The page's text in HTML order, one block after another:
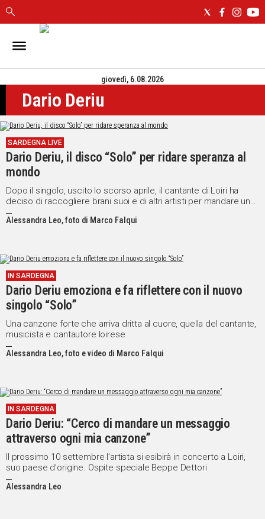
IN
CAGLIARI
SASSARI
NUORO
ORISTANO
SULCIS
GALLURA
OGLIASTRA
MEDIO
CAMPIDANO
POLITICA
IN
ITALIA
NEL
MONDO
SPORT
EVENTI
VIDEO
Vai
giovedì, 6.08.2026
Dario Deriu
SARDEGNA LIVE
Dario Deriu, il disco “Solo” per ridare speranza al
mondo
Dopo il singolo, uscito lo scorso aprile, il cantante di Loiri ha
deciso di raccogliere brani suoi e di altri artisti per mandare un
messaggio di riflessione e ottimismo
Alessandra Leo, foto di Marco Falqui
IN SARDEGNA
Dario Deriu emoziona e fa riflettere con il nuovo
singolo “Solo”
Una canzone forte che arriva dritta al cuore, quella del cantante,
musicista e cantautore loirese
Alessandra Leo, foto e video di Marco Falqui
IN SARDEGNA
Dario Deriu: “Cerco di mandare un messaggio
attraverso ogni mia canzone”
Il prossimo 10 settembre l’artista si esibirà in concerto a Loiri,
suo paese d'origine. Ospite speciale Beppe Dettori
Alessandra Leo